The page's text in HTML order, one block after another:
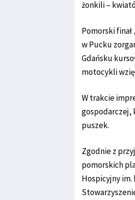
żonkili –
Pomorski
w Pucku
Gdańsku
motocykli
W trakcie
gospodarczej,
puszek.
Zgodnie z
pomorskich
Hospicyjny im.